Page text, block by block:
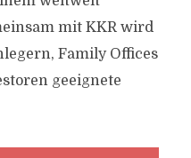
mit KKR wird
Family Offices
geeignete